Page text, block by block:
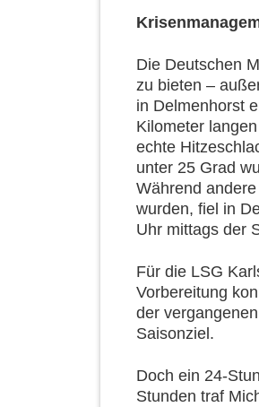
Die Deutschen
zu bieten –
in Delmenhorst
Kilometer
echte
unter 25 Grad
Während
wurden, fiel in
Uhr mittags der
Für die LSG
Vorbereitung
der
Saisonziel.
Doch ein 24-
Stunden traf